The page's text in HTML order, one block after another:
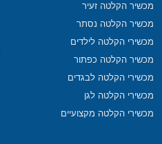
מכשיר הקלטה זעיר
מכשיר הקלטה נסתר
מכשירי הקלטה לילדים
מכשיר הקלטה כפתור
מכשירי הקלטה לבגדים
מכשירי הקלטה לגן
מכשירי הקלטה מקצועיים